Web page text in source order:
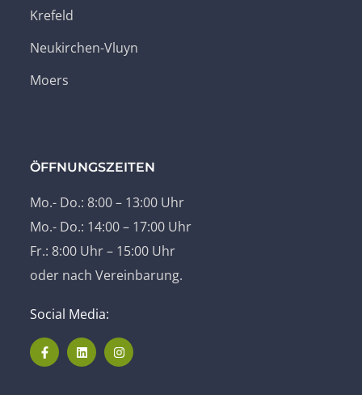
Krefeld
Neukirchen-Vluyn
Moers
ÖFFNUNGSZEITEN
Mo.- Do.: 8:00 – 13:00 Uhr
Mo.- Do.: 14:00 – 17:00 Uhr
Fr.: 8:00 Uhr – 15:00 Uhr
oder nach Vereinbarung.
Social Media: